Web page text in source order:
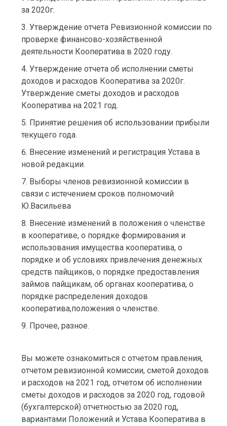
за 2020г.
Утверждение отчета Ревизионной комиссии по
проверке финансово-хозяйственной
деятельности Кооператива в 2020 году.
Утверждение отчета об исполнении сметы
доходов и расходов Кооператива за 2020г.
Утверждение сметы доходов и расходов
Кооператива на 2021 год.
Принятие решения об использовании прибыли
текущего года.
Внесение изменений и регистрация Устава в
новой редакции.
Выборы членов ревизионной комиссии в
связи с истечением сроков полномочий
Ю.Васильева
Внесение изменений в положения о членстве
в кооперативе, о порядке формирования и
использования имущества кооператива, о
порядке и об условиях привлечения денежных
средств пайщиков, о порядке предоставления
займов пайщикам, об органах кооператива, о
порядке распределения доходов
кооператива,положения о членстве.
Прочее, разное.
Вы можете ознакомиться с отчетом правления,
отчетом ревизионной комиссии, сметой доходов
и расходов на 2021 год, отчетом об исполнении
сметы доходов и расходов за 2020 год, годовой
(бухгалтерской) отчетностью за 2020 год,
вариантами Положений и Устава Кооператива в